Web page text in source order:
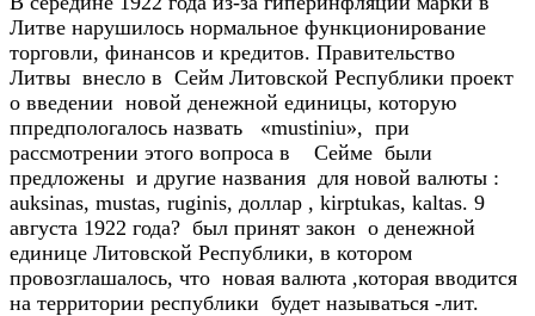
Литве нарушилось нормальное функционирование
торговли, финансов и кредитов. Правительство
Литвы внесло в Сейм Литовской Республики проект
о введении новой денежной единицы, которую
ппредпологалось назвать «mustiniu», при
рассмотрении этого вопроса в Сейме были
предложены и другие названия для новой валюты :
auksinas, mustas, ruginis, доллар , kirptukas, kaltas. 9
августа 1922 года? был принят закон о денежной
единице Литовской Республики, в котором
провозглашалось, что новая валюта ,которая вводится
на территории республики будет называться -лит.